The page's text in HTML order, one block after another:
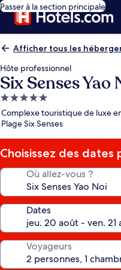
Passer à la section principale
Afficher tous les
Hôte professionnel
Six Senses Yao
Hébergement
5.0 étoiles
Complexe touristique de luxe
Plage Six Senses
Choisissez des dates
Où allez-vous ?
Dates
Voyageurs